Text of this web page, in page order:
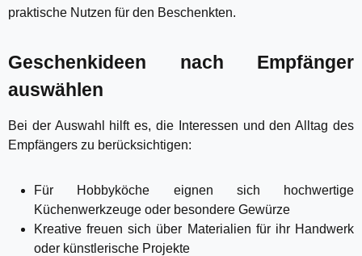
praktische Nutzen für den Beschenkten.
Geschenkideen nach Empfänger
auswählen
Bei der Auswahl hilft es, die Interessen und den Alltag des
Empfängers zu berücksichtigen:
Für Hobbyköche eignen sich hochwertige
Küchenwerkzeuge oder besondere Gewürze
Kreative freuen sich über Materialien für ihr Handwerk
oder künstlerische Projekte